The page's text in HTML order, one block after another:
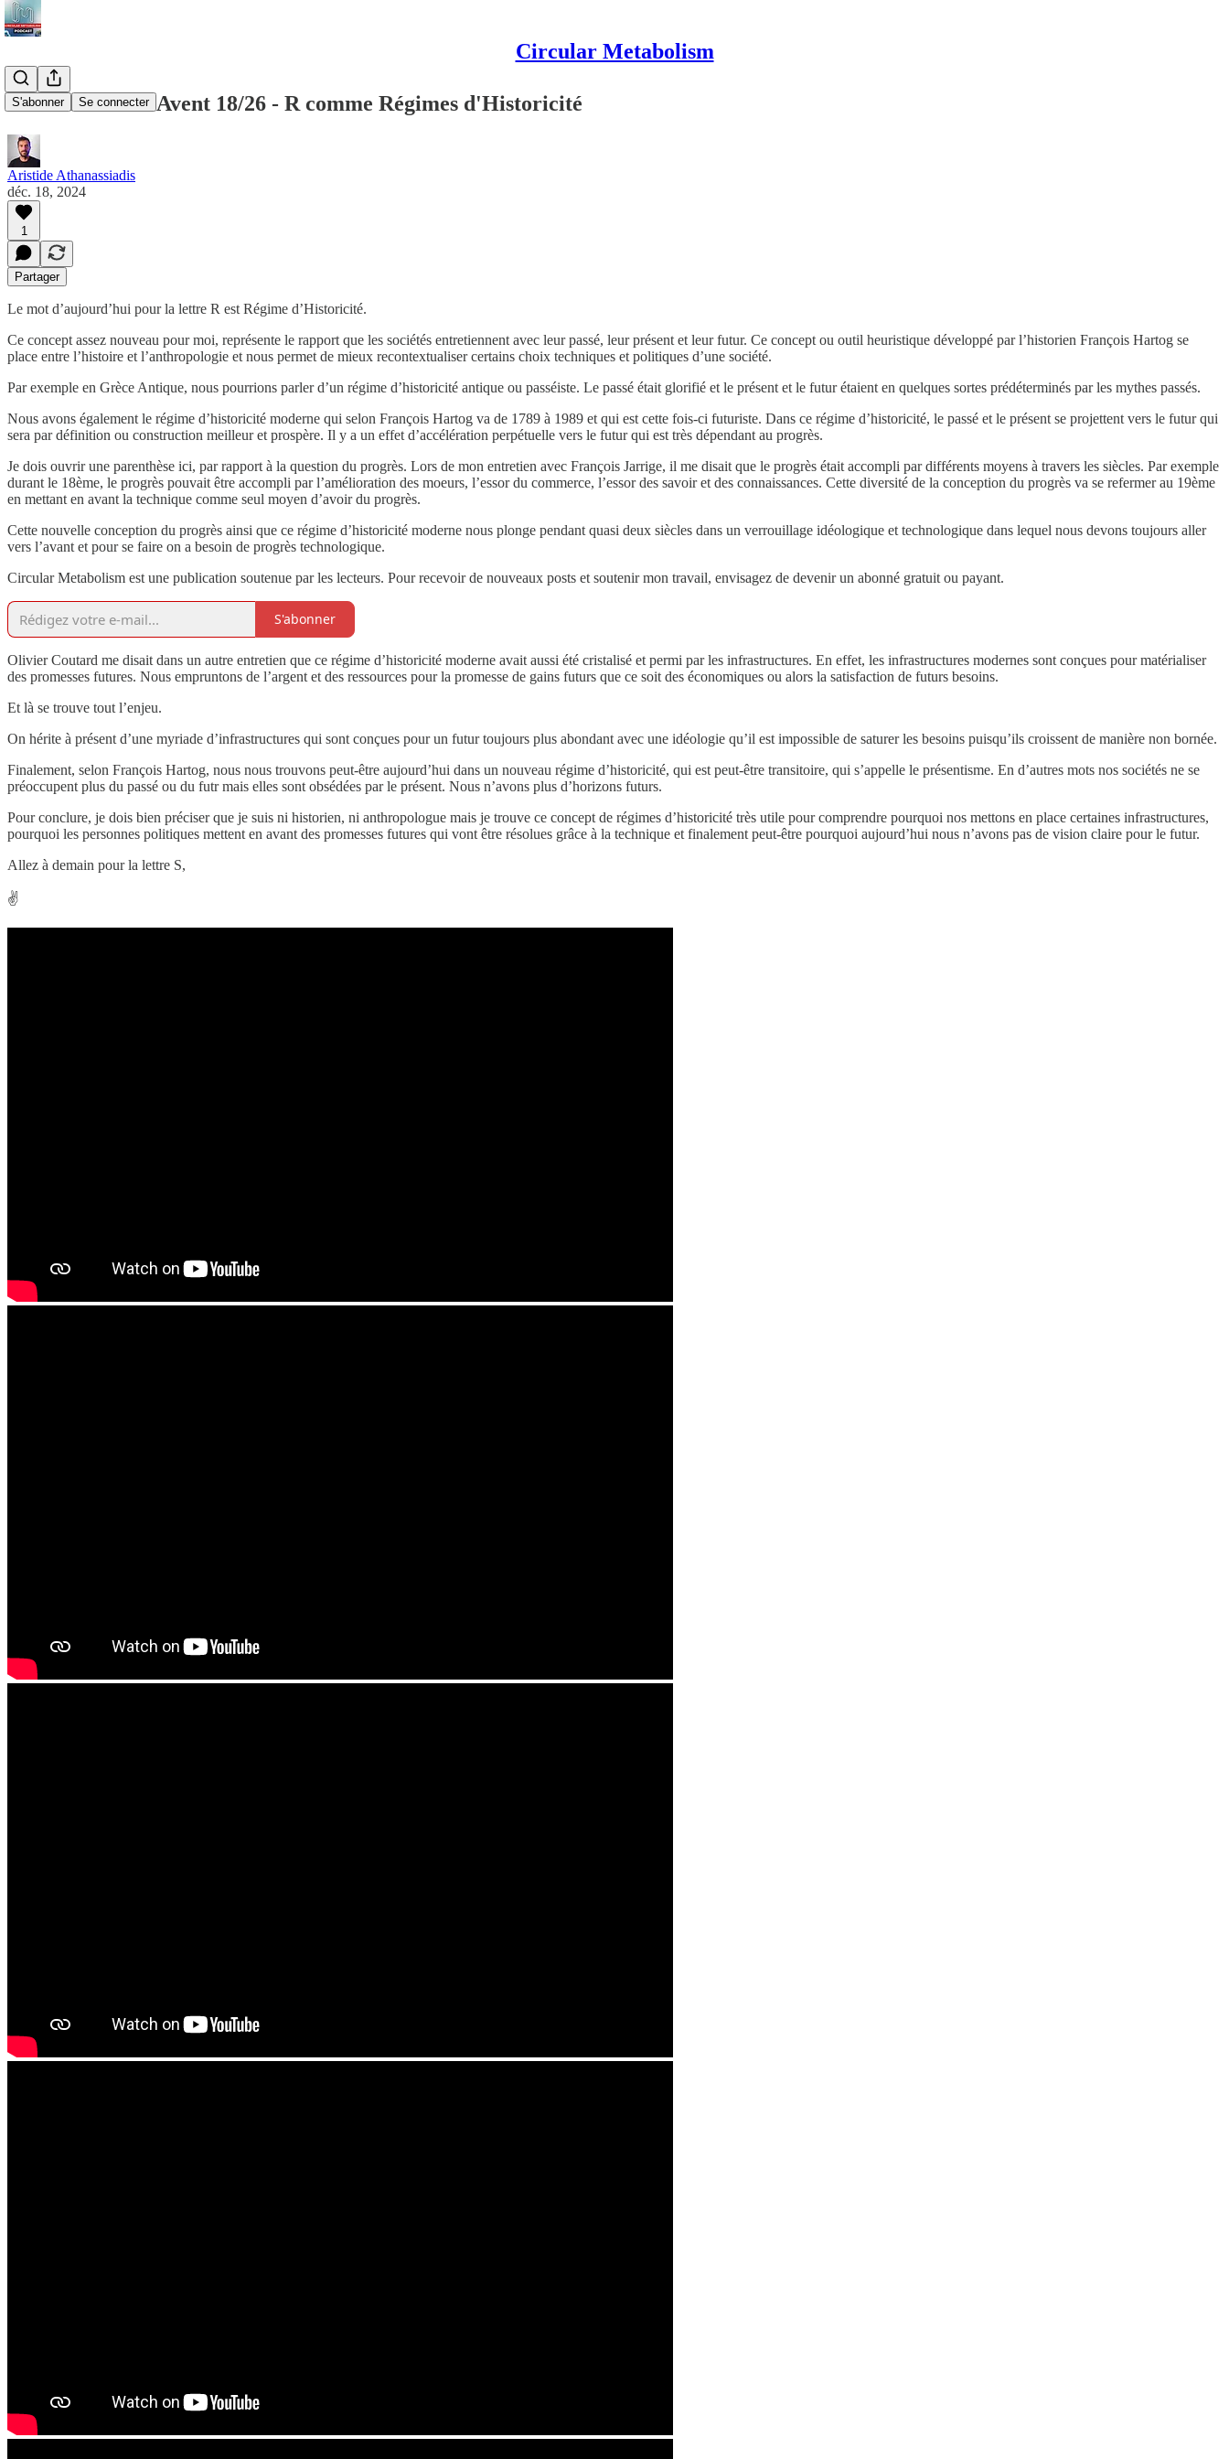
Circular Metabolism
S'abonner Se connecter
Calendrier de l'Avent 18/26 - R comme Régimes d'Historicité
Aristide Athanassiadis
déc. 18, 2024
1
Partager
Le mot d’aujourd’hui pour la lettre R est Régime d’Historicité.
Ce concept assez nouveau pour moi, représente le rapport que les sociétés entretiennent avec leur passé, leur présent et leur futur. Ce concept ou outil heuristique développé par l’historien François Hartog se
place entre l’histoire et l’anthropologie et nous permet de mieux recontextualiser certains choix techniques et politiques d’une société.
Par exemple en Grèce Antique, nous pourrions parler d’un régime d’historicité antique ou passéiste. Le passé était glorifié et le présent et le futur étaient en quelques sortes prédéterminés par les mythes passés.
Nous avons également le régime d’historicité moderne qui selon François Hartog va de 1789 à 1989 et qui est cette fois-ci futuriste. Dans ce régime d’historicité, le passé et le présent se projettent vers le futur qui
sera par définition ou construction meilleur et prospère. Il y a un effet d’accélération perpétuelle vers le futur qui est très dépendant au progrès.
Je dois ouvrir une parenthèse ici, par rapport à la question du progrès. Lors de mon entretien avec François Jarrige, il me disait que le progrès était accompli par différents moyens à travers les siècles. Par exemple
durant le 18ème, le progrès pouvait être accompli par l’amélioration des moeurs, l’essor du commerce, l’essor des savoir et des connaissances. Cette diversité de la conception du progrès va se refermer au 19ème
en mettant en avant la technique comme seul moyen d’avoir du progrès.
Cette nouvelle conception du progrès ainsi que ce régime d’historicité moderne nous plonge pendant quasi deux siècles dans un verrouillage idéologique et technologique dans lequel nous devons toujours aller
vers l’avant et pour se faire on a besoin de progrès technologique.
Circular Metabolism est une publication soutenue par les lecteurs. Pour recevoir de nouveaux posts et soutenir mon travail, envisagez de devenir un abonné gratuit ou payant.
S'abonner
Olivier Coutard me disait dans un autre entretien que ce régime d’historicité moderne avait aussi été cristalisé et permi par les infrastructures. En effet, les infrastructures modernes sont conçues pour matérialiser
des promesses futures. Nous empruntons de l’argent et des ressources pour la promesse de gains futurs que ce soit des économiques ou alors la satisfaction de futurs besoins.
Et là se trouve tout l’enjeu.
On hérite à présent d’une myriade d’infrastructures qui sont conçues pour un futur toujours plus abondant avec une idéologie qu’il est impossible de saturer les besoins puisqu’ils croissent de manière non bornée.
Finalement, selon François Hartog, nous nous trouvons peut-être aujourd’hui dans un nouveau régime d’historicité, qui est peut-être transitoire, qui s’appelle le présentisme. En d’autres mots nos sociétés ne se
préoccupent plus du passé ou du futr mais elles sont obsédées par le présent. Nous n’avons plus d’horizons futurs.
Pour conclure, je dois bien préciser que je suis ni historien, ni anthropologue mais je trouve ce concept de régimes d’historicité très utile pour comprendre pourquoi nos mettons en place certaines infrastructures,
pourquoi les personnes politiques mettent en avant des promesses futures qui vont être résolues grâce à la technique et finalement peut-être pourquoi aujourd’hui nous n’avons pas de vision claire pour le futur.
Allez à demain pour la lettre S,
✌️